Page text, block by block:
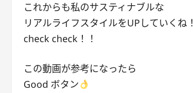
これからも私のサスティナブルな
リアルライフスタイルをUPしていくね！
check check！！
この動画が参考になったら
Good ボタン